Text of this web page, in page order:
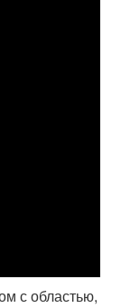
с областью,